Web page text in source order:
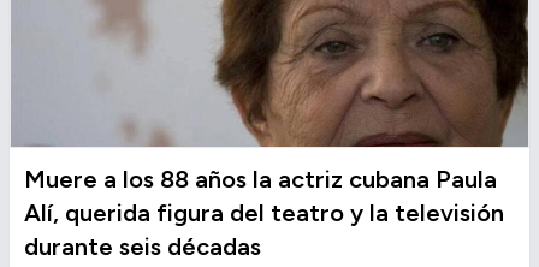
Muere a los 88 años la actriz cubana Paula
Alí, querida figura del teatro y la televisión
durante seis décadas